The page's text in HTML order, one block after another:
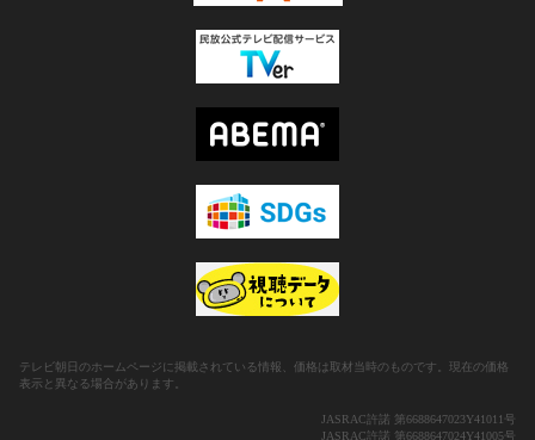
テレビ朝日のホームページに掲載されている情報、価格は取材当時のものです。現在の価格
表示と異なる場合があります。
JASRAC許諾 第6688647023Y41011号
JASRAC許諾 第6688647024Y41005号